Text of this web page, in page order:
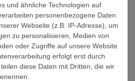
modern und minimalistisch bis
über 2.800 Motiven,
und langlebiger Qualität aus
Sie bei banjado genau die
Zuhause oder Arbeitsplatz passt.
Küche, Büro und
und ähnliche Technologien auf
personenbezogene Daten
Webseite (z.B. IP-Adresse), um
zu personalisieren, Medien von
oder Zugriffe auf unsere Website
erfolgt erst durch
diese Daten mit Dritten, die wir